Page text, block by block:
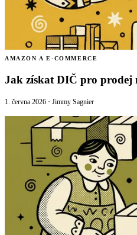
AMAZON A E-COMMERCE
Jak získat DIČ pro prodej
1. června 2026 · Jimmy Sagnier